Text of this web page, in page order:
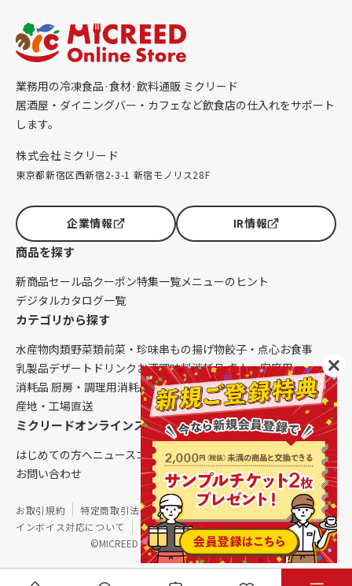
業務用の冷凍食品·食材·飲料通販 ミクリード
居酒屋・ダイニングバー・カフェなど飲食店の仕入れをサポート
します。
株式会社ミクリード
東京都新宿区西新宿2-3-1 新宿モノリス28F
企業情報 IR情報
商品を探す
新商品セール品クーポン特集一覧メニューのヒント
デジタルカタログ一覧
カテゴリから探す
水産物肉類野菜類前菜・珍味串もの揚げ物餃子・点心お食事
乳製品デザート ドリンク お酒調味料消耗品 卓上・客席用
消耗品 厨房・調理用消耗品 クレンリネス生鮮品（配送便限定）
産地・工場直送
ミクリードオンラインストアについて
はじめての方へニュースコラムご利用ガイド会社概要
お問い合わせ
©MICREED CO.,LTD. All Rights Reserved.
お取引規約 特定商取引法に基づく表記
個人情報保護方針
インボイス対応について
サイトマップ